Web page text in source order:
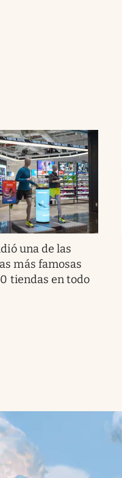
una de las
más famosas
tiendas en todo